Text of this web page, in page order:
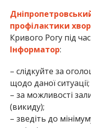
профілактики
Кривого Рогу під
Інформатор:
– слідкуйте за
щодо даної ситуації;
– за можливості
(викиду);
– зведіть до